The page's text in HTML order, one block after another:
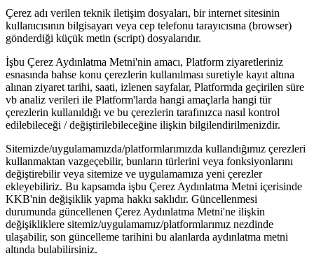
Çerez adı verilen teknik iletişim dosyaları, bir internet sitesinin
kullanıcısının bilgisayarı veya cep telefonu tarayıcısına (browser)
gönderdiği küçük metin (script) dosyalarıdır.
İşbu Çerez Aydınlatma Metni'nin amacı, Platform ziyaretleriniz
esnasında bahse konu çerezlerin kullanılması suretiyle kayıt altına
alınan ziyaret tarihi, saati, izlenen sayfalar, Platformda geçirilen süre
vb analiz verileri ile Platform'larda hangi amaçlarla hangi tür
çerezlerin kullanıldığı ve bu çerezlerin tarafınızca nasıl kontrol
edilebileceği / değiştirilebileceğine ilişkin bilgilendirilmenizdir.
Sitemizde/uygulamamızda/platformlarımızda kullandığımız çerezleri
kullanmaktan vazgeçebilir, bunların türlerini veya fonksiyonlarını
değiştirebilir veya sitemize ve uygulamamıza yeni çerezler
ekleyebiliriz. Bu kapsamda işbu Çerez Aydınlatma Metni içerisinde
KKB'nin değişiklik yapma hakkı saklıdır. Güncellenmesi
durumunda güncellenen Çerez Aydınlatma Metni'ne ilişkin
değişikliklere sitemiz/uygulamamız/platformlarımız nezdinde
ulaşabilir, son güncelleme tarihini bu alanlarda aydınlatma metni
altında bulabilirsiniz.